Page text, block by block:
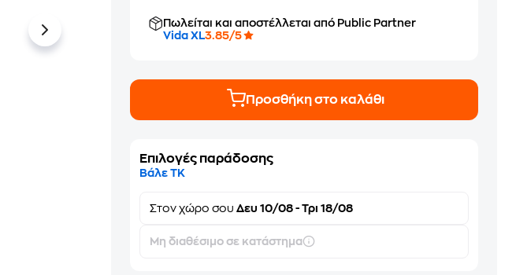
Πωλείται και αποστέλλεται από Public Partner
Vida XL3.85/5
Προσθήκη στο καλάθι
Επιλογές παράδοσης
Βάλε ΤΚ
Στονχώρο σου Δευ 10/08 - Τρι 18/08
Μη διαθέσιμο σε κατάστημα